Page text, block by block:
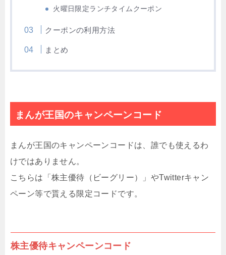
火曜日限定ランチタイムクーポン
クーポンの利用方法
まとめ
まんが王国のキャンペーンコード
まんが王国のキャンペーンコードは、誰でも使えるわ
けではありません。
こちらは「株主優待（ビーグリー）」やTwitterキャン
ペーン等で貰える限定コードです。
株主優待キャンペーンコード